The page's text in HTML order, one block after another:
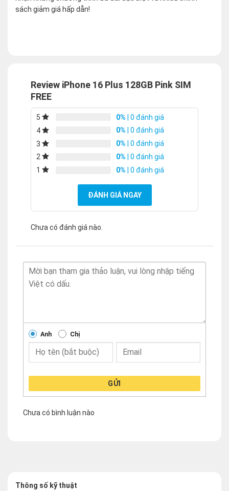
sách giảm giá hấp dẫn!
Review iPhone 16 Plus 128GB Pink SIM
FREE
5 0% | 0 đánh giá
4
0% | 0 đánh giá
3
0% | 0 đánh giá
2
0% | 0 đánh giá
1
0% | 0 đánh giá
ĐÁNH GIÁ NGAY
Chưa có đánh giá nào.
Anh Chị
GỬI
Chưa có bình luận nào
Thông số kỹ thuật